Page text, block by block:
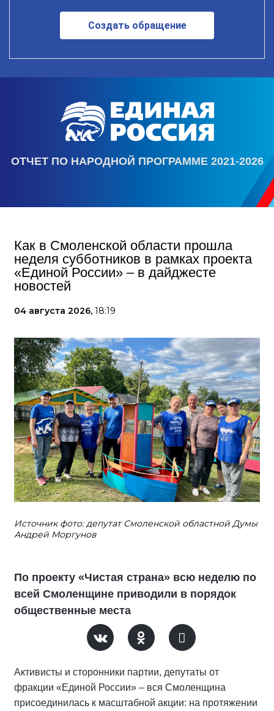
Создать обращение
ОТЧЕТ ПО НАРОДНОЙ ПРОГРАММЕ 2021-2026
Как в Смоленской области прошла
неделя субботников в рамках проекта
«Единой России» – в дайджесте
новостей
04 августа 2026, 18:19
Источник фото: депутат Смоленской областной Думы
Андрей Моргунов
По проекту «Чистая страна» всю неделю по
всей Смоленщине приводили в порядок
общественные места
Активисты и сторонники партии, депутаты от
фракции «Единой России» – вся Смоленщина
присоединилась к масштабной акции: на протяжении